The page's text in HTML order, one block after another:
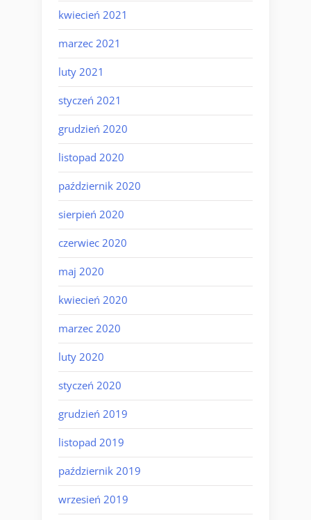
kwiecień 2021
marzec 2021
luty 2021
styczeń 2021
grudzień 2020
listopad 2020
październik 2020
sierpień 2020
czerwiec 2020
maj 2020
kwiecień 2020
marzec 2020
luty 2020
styczeń 2020
grudzień 2019
listopad 2019
październik 2019
wrzesień 2019